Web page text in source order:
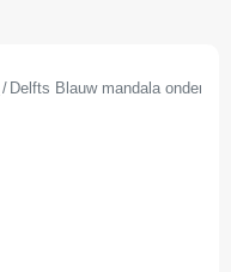
Delfts Blauw mandala